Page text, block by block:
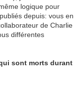
logique pour
depuis: vous en
de Charlie
différentes
sont morts durant